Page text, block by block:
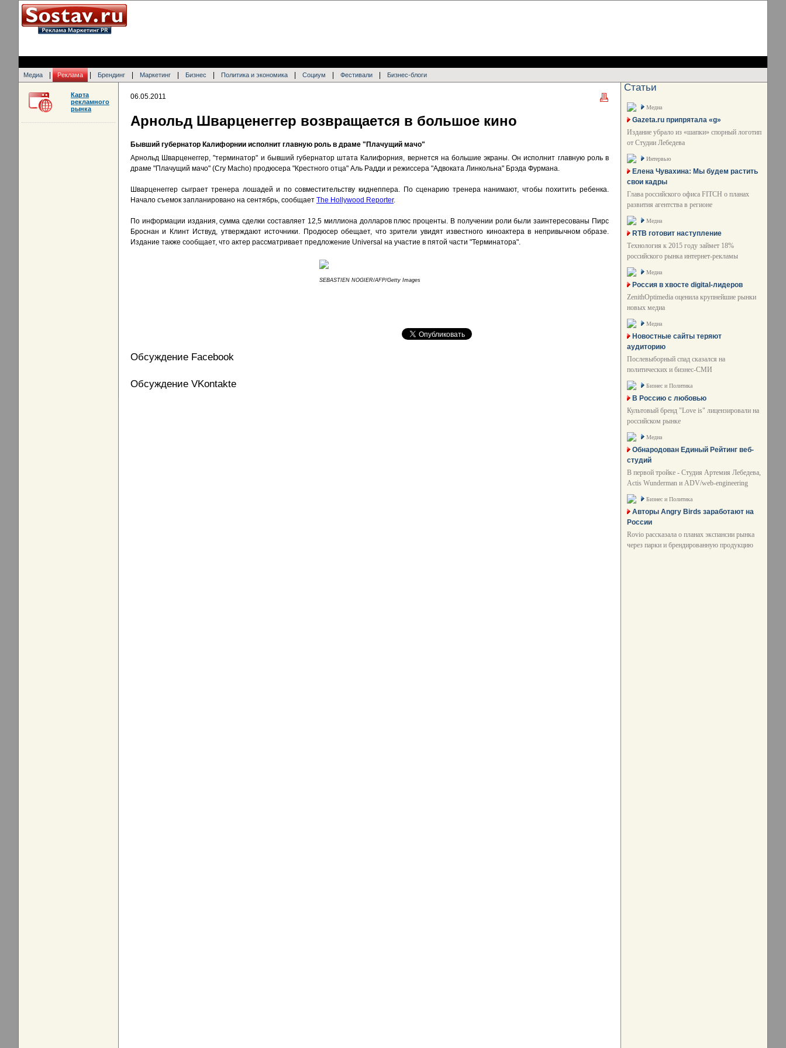
Медиа Реклама Брендинг Маркетинг Бизнес Политика и экономика Социум Фестивали Бизнес-блоги
06.05.2011
Арнольд Шварценеггер возвращается в большое кино
Бывший губернатор Калифорнии исполнит главную роль в драме "Плачущий мачо"
Арнольд Шварценеггер, "терминатор" и бывший губернатор штата Калифорния, вернется на большие экраны. Он исполнит главную роль в
драме "Плачущий мачо" (Cry Macho) продюсера "Крестного отца" Аль Радди и режиссера "Адвоката Линкольна" Брэда Фурмана.
Шварценеггер сыграет тренера лошадей и по совместительству киднеппера. По сценарию тренера нанимают, чтобы похитить ребенка.
Начало съемок запланировано на сентябрь, сообщает The Hollywood Reporter.
По информации издания, сумма сделки составляет 12,5 миллиона долларов плюс проценты. В получении роли были заинтересованы Пирс
Броснан и Клинт Иствуд, утверждают источники. Продюсер обещает, что зрители увидят известного киноактера в непривычном образе.
Издание также сообщает, что актер рассматривает предложение Universal на участие в пятой части "Терминатора".
SEBASTIEN NOGIER/AFP/Getty Images
Обсуждение Facebook
Обсуждение VKontakte
Карта
рекламного
рынка
Статьи
Медиа
Gazeta.ru припрятала «g»
Издание убрало из «шапки» спорный логотип
от Студии Лебедева
Интервью
Елена Чувахина: Мы будем растить
свои кадры
Глава российского офиса FITCH о планах
развития агентства в регионе
Медиа
RTB готовит наступление
Технология к 2015 году займет 18%
российского рынка интернет-рекламы
Медиа
Россия в хвосте digital-лидеров
ZenithOptimedia оценила крупнейшие рынки
новых медиа
Медиа
Новостные сайты теряют
аудиторию
Послевыборный спад сказался на
политических и бизнес-СМИ
Бизнес и Политика
В Россию с любовью
Культовый бренд "Love is" лицензировали на
российском рынке
Медиа
Обнародован Единый Рейтинг веб-
студий
В первой тройке - Студия Артемия Лебедева,
Actis Wunderman и ADV/web-engineering
Бизнес и Политика
Авторы Angry Birds заработают на
России
Rovio рассказала о планах экспансии рынка
через парки и брендированную продукцию